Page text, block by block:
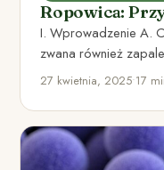
Ropowica:
I. Wprowadzenie A.
zwana również
zapalny skóry,…
27 kwietnia, 2025•17